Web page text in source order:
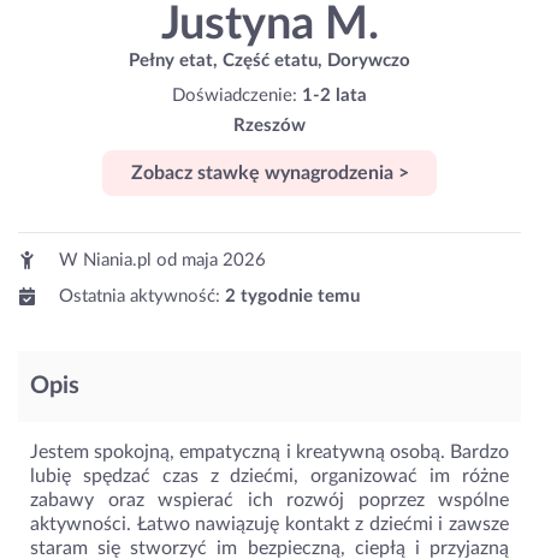
Justyna M.
Pełny etat, Część etatu, Dorywczo
Doświadczenie: 1-2 lata
Rzeszów
Zobacz stawkę wynagrodzenia >
W Niania.pl od maja 2026
Ostatnia aktywność: 2 tygodnie temu
Opis
Jestem spokojną, empatyczną i kreatywną osobą. Bardzo
lubię spędzać czas z dziećmi, organizować im różne
zabawy oraz wspierać ich rozwój poprzez wspólne
aktywności. Łatwo nawiązuję kontakt z dziećmi i zawsze
staram się stworzyć im bezpieczną, ciepłą i przyjazną